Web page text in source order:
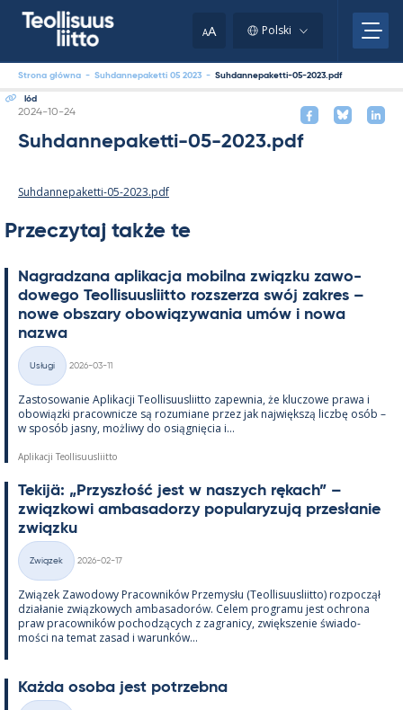
AA Polski
Strona główna - Suhdannepaketti 05 2023 - Suhdannepaketti-05-2023.pdf
lód
Kirjoitettu
2024-10-24
Suhdannepaketti-05-2023.pdf
Suhdannepaketti-05-2023.pdf
Przeczytaj także te
Na­gradzana apli­kacja mo­bilna związku zawo­
dowego Teol­li­suus­liitto rozszerza swój za­kres –
nowe obszary obowiązywa­nia umów i nowa
nazwa
Kategorie
Usługi
2026-03-11
Zas­to­sowa­nie Apli­kacji Teol­li­suus­liitto za­pew­nia, że kluczowe prawa i
obowiązki pracow­nicze są rozu­miane przez jak największą liczbę osób –
w sposób jasny, moż­liwy do osiąg­nięcia i...
Aplikacji Teollisuusliitto
Te­kijä: „Przyszłość jest w naszych rę­kach” –
związ­kowi am­ba­sa­dorzy po­pu­la­ryzują przesła­nie
związku
Kategorie
Związek
2026-02-17
Związek Zawo­dowy Pracow­ników Prze­mysłu (Teol­li­suus­liitto) roz­począł
działa­nie związ­kowych am­ba­sa­dorów. Ce­lem pro­gramu jest ochrona
praw pracow­ników poc­hodzących z za­gra­nicy, zwiększe­nie świa­do­
mości na te­mat za­sad i wa­runków...
Każda osoba jest potrzebna